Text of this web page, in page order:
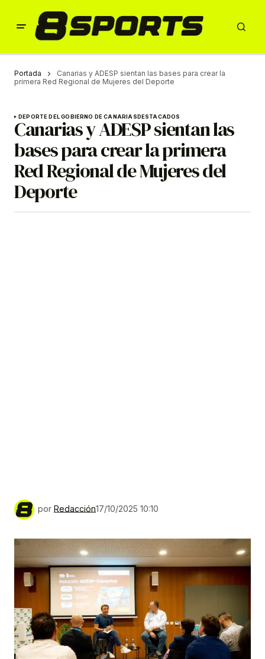
Portada
Canarias y ADESP sientan las bases para crear la
primera Red Regional de Mujeres del Deporte
DEPORTE DEL GOBIERNO DE CANARIASDESTACADOS
Canarias y ADESP sientan las
bases para crear la primera
Red Regional de Mujeres del
Deporte
por Redacción17/10/2025 10:10